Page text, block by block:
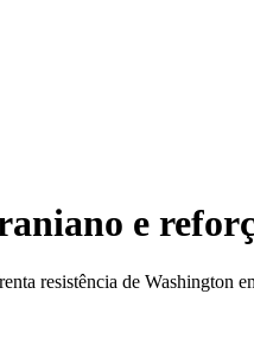
e
resistência de Washington